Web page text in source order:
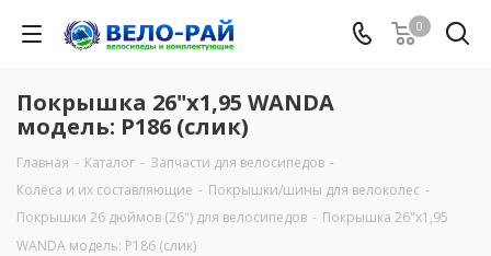
0
Покрышка 26"х1,95 WANDA
модель: Р186 (слик)
Главная - Каталог - Запчасти для велосипедов -
Колёса и их составляющие - Покрышки/шины для велоколес -
Покрышки 26 дюймов (26") для велосипедов - Покрышка 26"х1,95
WANDA модель: Р186 (слик)